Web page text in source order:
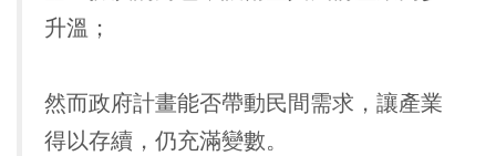
升溫；
然而政府計畫能否帶動民間需求，讓產業
得以存續，仍充滿變數。